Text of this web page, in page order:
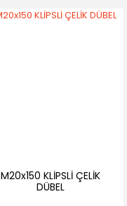
M20x150 KLİPSLİ ÇELİK
DÜBEL